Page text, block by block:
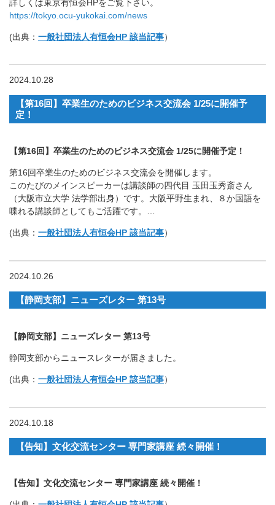
詳しくは東京有恒会HPをご覧下さい。
https://tokyo.ocu-yukokai.com/news
(出典： 一般社団法人有恒会HP 該当記事）
2024.10.28
【第16回】卒業生のためのビジネス交流会 1/25に開催予
定！
【第16回】卒業生のためのビジネス交流会 1/25に開催予定！
第16回卒業生のためのビジネス交流会を開催します。
このたびのメインスピーカーは講談師の四代目 玉田玉秀斎さん
（大阪市立大学 法学部出身）です。大阪平野生まれ、８か国語を
喋れる講談師としてもご活躍です。…
(出典： 一般社団法人有恒会HP 該当記事）
2024.10.26
【静岡支部】ニューズレター 第13号
【静岡支部】ニューズレター 第13号
静岡支部からニュースレターが届きました。
(出典： 一般社団法人有恒会HP 該当記事）
2024.10.18
【告知】文化交流センター 専門家講座 続々開催！
【告知】文化交流センター 専門家講座 続々開催！